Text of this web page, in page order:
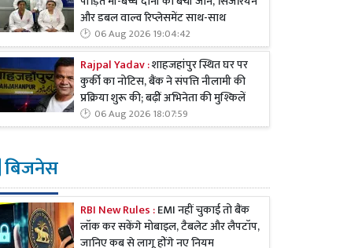
और डबल वाल्व रिप्लेसमेंट साथ-साथ
06 Aug 2026 19:04:42
Rajpal Yadav :शाहजहांपुर स्थित घर पर
कुर्की का नोटिस, बैंक ने संपत्ति नीलामी की
प्रक्रिया शुरू की; बढ़ीं अभिनेता की मुश्किलें
06 Aug 2026 18:07:59
बिजनेस
RBI New Rules :EMI नहीं चुकाई तो बैंक
लॉक कर सकेंगे मोबाइल, टैबलेट और लैपटॉप,
जानिए कब से लागू होंगे नए नियम